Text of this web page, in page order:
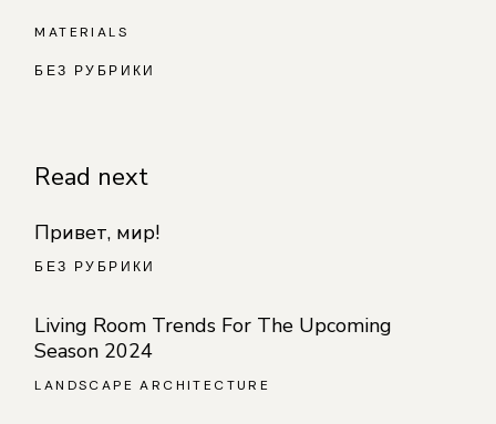
MATERIALS
БЕЗ РУБРИКИ
Read next
Привет, мир!
БЕЗ РУБРИКИ
Living Room Trends For The Upcoming
Season 2024
LANDSCAPE ARCHITECTURE